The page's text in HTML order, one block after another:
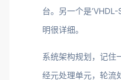
台。另一个是
明很详细。
系统架构规划，记住
经元处理单元，轮流